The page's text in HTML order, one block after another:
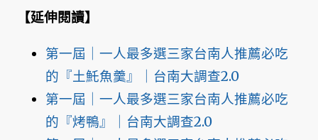
【延伸閱讀】
第一屆｜一人最多選三家台南人推薦必吃
的『土魠魚羹』｜台南大調查2.0
第一屆｜一人最多選三家台南人推薦必吃
的『烤鴨』｜台南大調查2.0